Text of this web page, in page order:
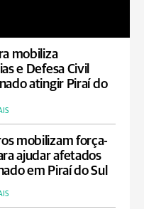
mobiliza
e Defesa Civil
atingir Piraí do
mobilizam força-
ajudar afetados
em Piraí do Sul